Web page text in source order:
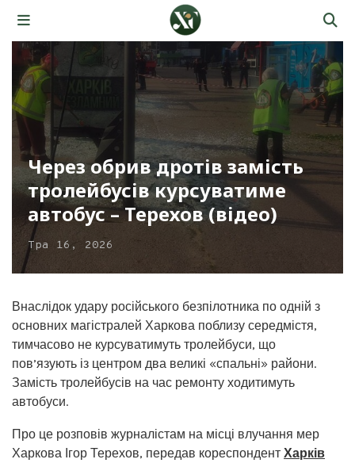
Через обрив дротів замість
тролейбусів курсуватиме
автобус – Терехов (відео)
Тра 16, 2026
Внаслідок удару російського безпілотника по одній з
основних магістралей Харкова поблизу середмістя,
тимчасово не курсуватимуть тролейбуси, що
пов’язують із центром два великі «спальні» райони.
Замість тролейбусів на час ремонту ходитимуть
автобуси.
Про це розповів журналістам на місці влучання мер
Харкова Ігор Терехов, передав кореспондент Харків